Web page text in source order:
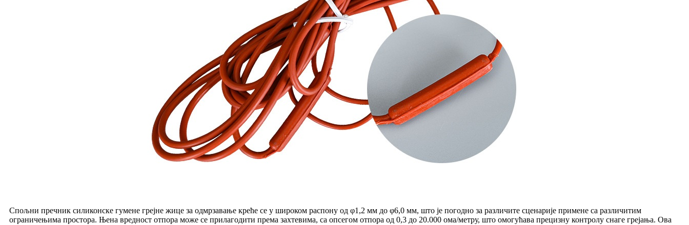
Спољни пречник силиконске гумене грејне жице за одмрзавање креће се у широком распону од φ1,2 мм до φ6,0 мм, што је погодно за различите сценарије примене са различитим
ограничењима простора. Њена вредност отпора може се прилагодити према захтевима, са опсегом отпора од 0,3 до 20.000 ома/метру, што омогућава прецизну контролу снаге грејања. Ова